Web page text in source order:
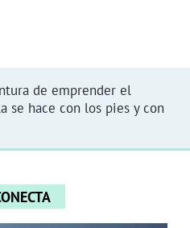
de emprender el
se hace con los pies y con